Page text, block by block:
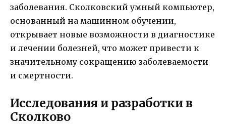
заболевания. Сколковский умный компьютер,
основанный на машинном обучении,
открывает новые возможности в диагностике
и лечении болезней, что может привести к
значительному сокращению заболеваемости
и смертности.
Исследования и разработки в
Сколково